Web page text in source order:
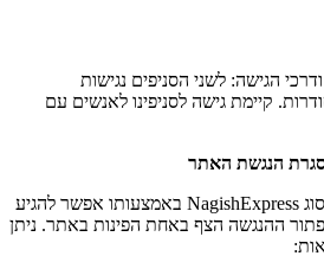
הגישה: לשני הסניפים נגישות
קיימת גישה לסניפינו לאנשים עם
הנגשת האתר
באתר מותקן סרגל נגישות מסוג NagishExpress באמצעותו אפשר להגיע
ההנגשה הצף באחת הפינות באתר. ניתן